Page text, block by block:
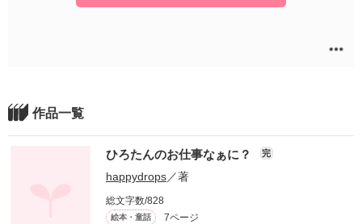
作品一覧
ひろたんのお仕事なぁに？ 完
happydrops／著
総文字数/828
絵本・童話 7ページ